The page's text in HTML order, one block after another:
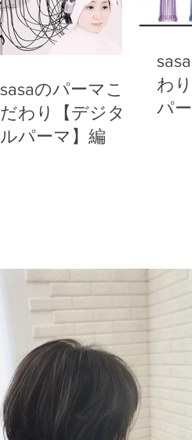
sasaのパーマこ
だわり【デジタ
ルパーマ】編
わ
パ